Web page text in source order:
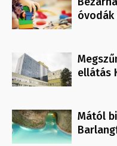
ellátás
Mától